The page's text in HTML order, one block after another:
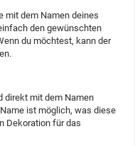
mit dem Namen deines
den gewünschten
du möchtest, kann der
direkt mit dem Namen
ist möglich, was diese
Dekoration für das